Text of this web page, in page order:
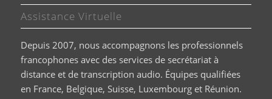
Assistance Virtuelle
Depuis 2007, nous accompagnons les professionnels
francophones avec des services de secrétariat à
distance et de transcription audio. Équipes qualifiées
en France, Belgique, Suisse, Luxembourg et Réunion.